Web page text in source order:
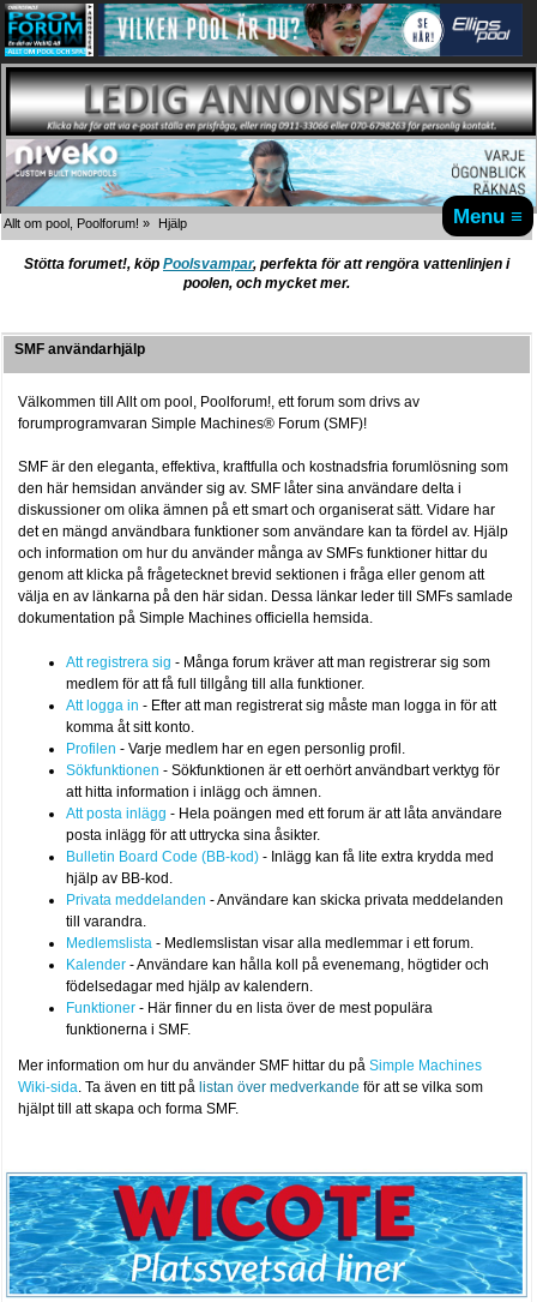
Menu ≡
Allt om pool, Poolforum! » Hjälp
Stötta forumet!, köp Poolsvampar, perfekta för att rengöra vattenlinjen i
poolen, och mycket mer.
SMF användarhjälp
Välkommen till Allt om pool, Poolforum!, ett forum som drivs av
forumprogramvaran Simple Machines® Forum (SMF)!
SMF är den eleganta, effektiva, kraftfulla och kostnadsfria forumlösning som
den här hemsidan använder sig av. SMF låter sina användare delta i
diskussioner om olika ämnen på ett smart och organiserat sätt. Vidare har
det en mängd användbara funktioner som användare kan ta fördel av. Hjälp
och information om hur du använder många av SMFs funktioner hittar du
genom att klicka på frågetecknet brevid sektionen i fråga eller genom att
välja en av länkarna på den här sidan. Dessa länkar leder till SMFs samlade
dokumentation på Simple Machines officiella hemsida.
Att registrera sig - Många forum kräver att man registrerar sig som
medlem för att få full tillgång till alla funktioner.
Att logga in - Efter att man registrerat sig måste man logga in för att
komma åt sitt konto.
Profilen - Varje medlem har en egen personlig profil.
Sökfunktionen - Sökfunktionen är ett oerhört användbart verktyg för
att hitta information i inlägg och ämnen.
Att posta inlägg - Hela poängen med ett forum är att låta användare
posta inlägg för att uttrycka sina åsikter.
Bulletin Board Code (BB-kod) - Inlägg kan få lite extra krydda med
hjälp av BB-kod.
Privata meddelanden - Användare kan skicka privata meddelanden
till varandra.
Medlemslista - Medlemslistan visar alla medlemmar i ett forum.
Kalender - Användare kan hålla koll på evenemang, högtider och
födelsedagar med hjälp av kalendern.
Funktioner - Här finner du en lista över de mest populära
funktionerna i SMF.
Mer information om hur du använder SMF hittar du påSimple Machines
Wiki-sida. Ta även en titt på listan över medverkande för att se vilka som
hjälpt till att skapa och forma SMF.